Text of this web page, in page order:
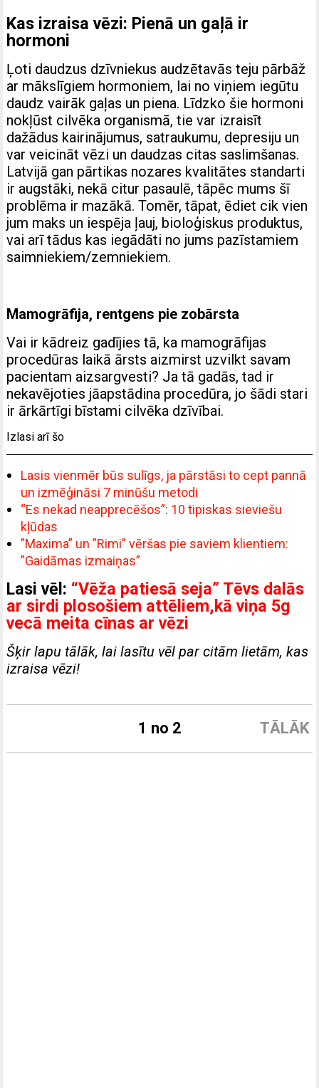
Kas izraisa vēzi: Pienā un gaļā ir
hormoni
Ļoti daudzus dzīvniekus audzētavās teju pārbāž
ar mākslīgiem hormoniem, lai no viņiem iegūtu
daudz vairāk gaļas un piena. Līdzko šie hormoni
nokļūst cilvēka organismā, tie var izraisīt
dažādus kairinājumus, satraukumu, depresiju un
var veicināt vēzi un daudzas citas saslimšanas.
Latvijā gan pārtikas nozares kvalitātes standarti
ir augstāki, nekā citur pasaulē, tāpēc mums šī
problēma ir mazākā. Tomēr, tāpat, ēdiet cik vien
jum maks un iespēja ļauj, bioloģiskus produktus,
vai arī tādus kas iegādāti no jums pazīstamiem
saimniekiem/zemniekiem.
Mamogrāfija, rentgens pie zobārsta
Vai ir kādreiz gadījies tā, ka mamogrāfijas
procedūras laikā ārsts aizmirst uzvilkt savam
pacientam aizsargvesti? Ja tā gadās, tad ir
nekavējoties jāapstādina procedūra, jo šādi stari
ir ārkārtīgi bīstami cilvēka dzīvībai.
Izlasi arī šo
Lasis vienmēr būs sulīgs, ja pārstāsi to cept pannā
un izmēģināsi 7 minūšu metodi
“Es nekad neapprecēšos”: 10 tipiskas sieviešu
kļūdas
”Maxima” un ”Rimi” vēršas pie saviem klientiem:
”Gaidāmas izmaiņas”
Lasi vēl: “Vēža patiesā seja” Tēvs dalās
ar sirdi plosošiem attēliem,kā viņa 5g
vecā meita cīnas ar vēzi
Šķir lapu tālāk, lai lasītu vēl par citām lietām, kas
izraisa vēzi!
TĀLĀK
1 no 2